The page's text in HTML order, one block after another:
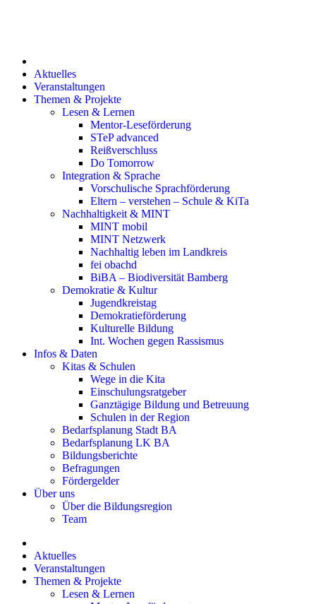
Aktuelles
Veranstaltungen
Themen & Projekte
Lesen & Lernen
Mentor-Leseförderung
STeP advanced
Reißverschluss
Do Tomorrow
Integration & Sprache
Vorschulische Sprachförderung
Eltern – verstehen – Schule & KiTa
Nachhaltigkeit & MINT
MINT mobil
MINT Netzwerk
Nachhaltig leben im Landkreis
fei obachd
BiBA – Biodiversität Bamberg
Demokratie & Kultur
Jugendkreistag
Demokratieförderung
Kulturelle Bildung
Int. Wochen gegen Rassismus
Infos & Daten
Kitas & Schulen
Wege in die Kita
Einschulungsratgeber
Ganztägige Bildung und Betreuung
Schulen in der Region
Bedarfsplanung Stadt BA
Bedarfsplanung LK BA
Bildungsberichte
Befragungen
Förder­gelder
Über uns
Über die Bildungsregion
Team
Aktuelles
Veranstaltungen
Themen & Projekte
Lesen & Lernen